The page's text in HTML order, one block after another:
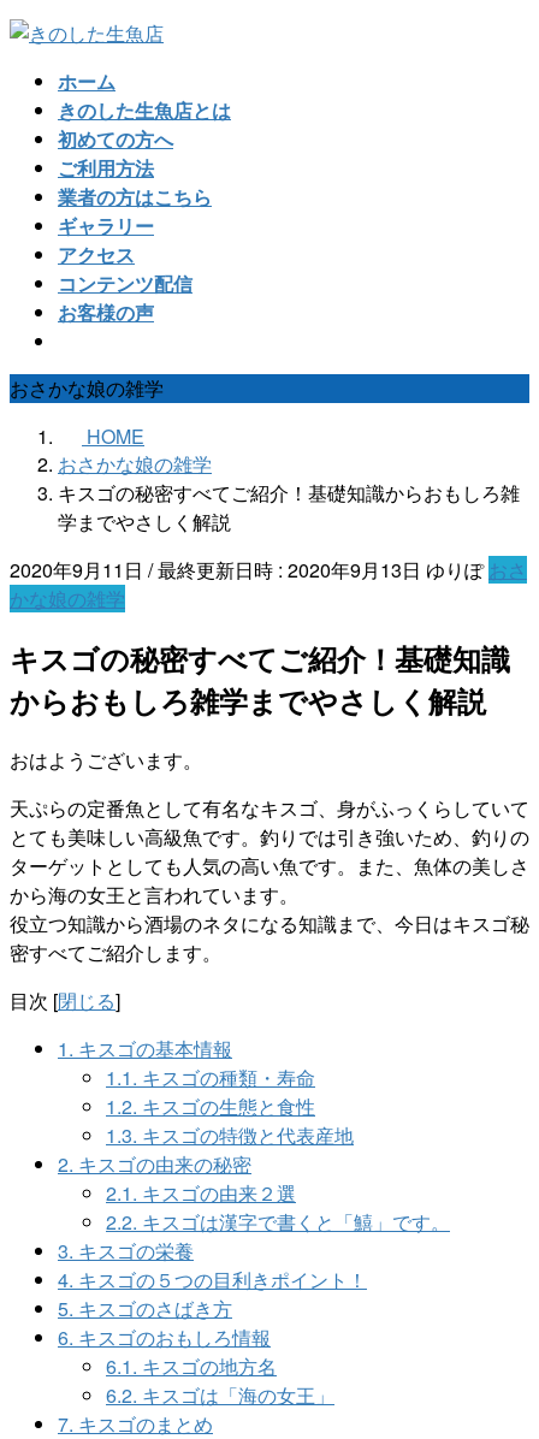
コ
ナ
ホーム
きのした生魚店とは
初めての方へ
ご利用方法
業者の方はこちら
ギャラリー
アクセス
コンテンツ配信
お客様の声
おさかな娘の雑学
HOME
おさかな娘の雑学
キスゴの秘密すべてご紹介！基礎知識からおもしろ雑
学までやさしく解説
2020年9月11日 / 最終更新日時 : 2020年9月13日 ゆりぽ おさ
かな娘の雑学
キスゴの秘密すべてご紹介！基礎知識
からおもしろ雑学までやさしく解説
おはようございます。
天ぷらの定番魚として有名なキスゴ、身がふっくらしていて
とても美味しい高級魚です。釣りでは引き強いため、釣りの
ターゲットとしても人気の高い魚です。また、魚体の美しさ
から海の女王と言われています。
役立つ知識から酒場のネタになる知識まで、今日はキスゴ秘
密すべてご紹介します。
目次 [閉じる]
1. キスゴの基本情報
1.1. キスゴの種類・寿命
1.2. キスゴの生態と食性
1.3. キスゴの特徴と代表産地
2. キスゴの由来の秘密
2.1. キスゴの由来２選
2.2. キスゴは漢字で書くと「鱚」です。
3. キスゴの栄養
4. キスゴの５つの目利きポイント！
5. キスゴのさばき方
6. キスゴのおもしろ情報
6.1. キスゴの地方名
6.2. キスゴは「海の女王」
7. キスゴのまとめ